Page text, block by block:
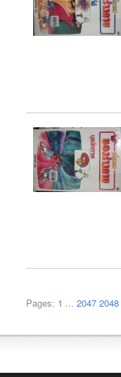
Pages: 1 ... 2047 2048